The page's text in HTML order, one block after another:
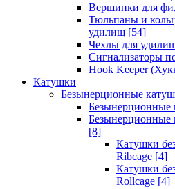
Вершинки для
Тюльпаны и
удилищ [54]
Чехлы для
Сигнализаторы
Hook Keeper
Катушки
Безынерционные
Безынерционные
Безынерционные
[8]
Катушки
Ribcage [4]
Катушки
Rollcage [4]